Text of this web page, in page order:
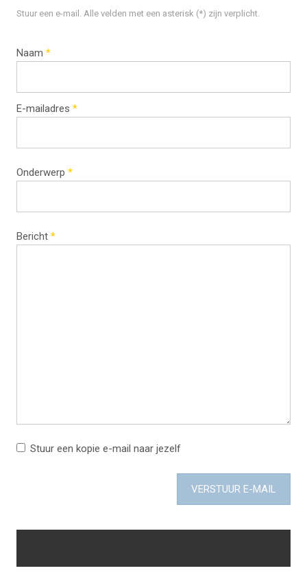
Stuur een e-mail. Alle velden met een asterisk (*) zijn verplicht.
Naam *
E-mailadres *
Onderwerp *
Bericht *
Stuur een kopie e-mail naar jezelf
VERSTUUR E-MAIL